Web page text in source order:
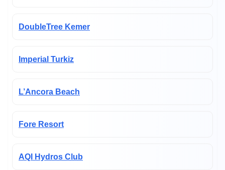
DoubleTree Kemer
Imperial Turkiz
L’Ancora Beach
Fore Resort
AQI Hydros Club